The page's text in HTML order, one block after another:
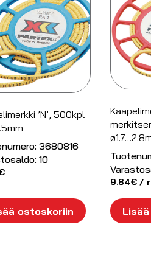
’N’, 500kpl
3680816
10
ostoskoriin
9.84€ /